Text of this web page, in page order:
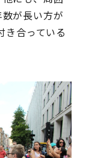
が長い方が
き合っている